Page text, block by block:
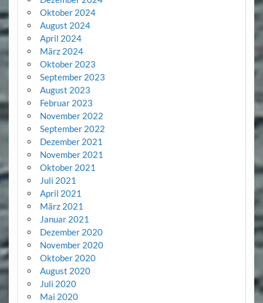
Oktober 2024
August 2024
April 2024
März 2024
Oktober 2023
September 2023
August 2023
Februar 2023
November 2022
September 2022
Dezember 2021
November 2021
Oktober 2021
Juli 2021
April 2021
März 2021
Januar 2021
Dezember 2020
November 2020
Oktober 2020
August 2020
Juli 2020
Mai 2020